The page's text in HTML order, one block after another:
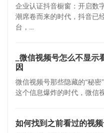
企业认证抖音橱窗：开启数
潮席卷而来的时代，抖音已
台，...
_微信视频号怎么不显
因
微信视频号那些隐藏的“秘密
这个信息爆炸的时代，微信
如何找到之前看过的视